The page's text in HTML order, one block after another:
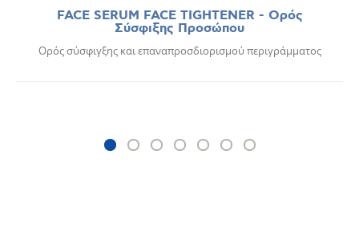
FACE SERUM FACE TIGHTENER - Ορός
Σύσφιξης Προσώπου
Ορός σύσφιγξης και επαναπροσδιορισμού περιγράμματος